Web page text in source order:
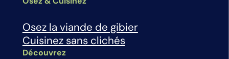
Osez la viande de gibier
Cuisinez sans clichés
Découvrez